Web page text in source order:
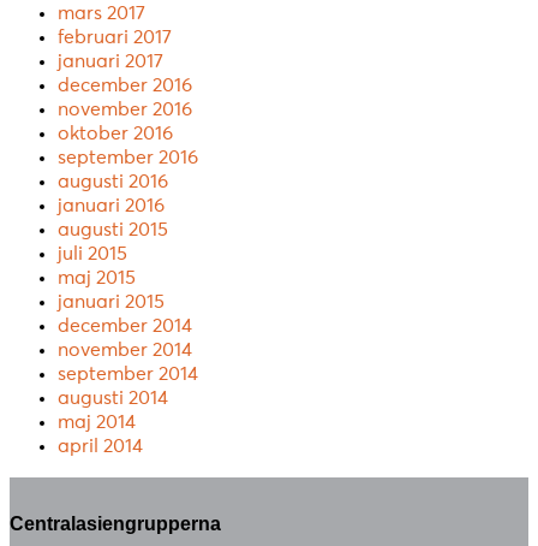
mars 2017
februari 2017
januari 2017
december 2016
november 2016
oktober 2016
september 2016
augusti 2016
januari 2016
augusti 2015
juli 2015
maj 2015
januari 2015
december 2014
november 2014
september 2014
augusti 2014
maj 2014
april 2014
Centralasiengrupperna